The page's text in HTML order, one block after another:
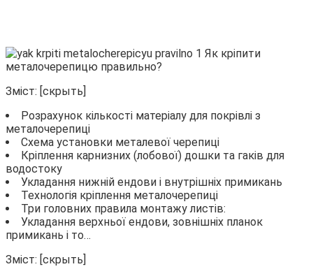
Зміст: [скрыть]
Розрахунок кількості матеріалу для покрівлі з
металочерепиці
Схема установки металевої черепиці
Кріплення карнизних (лобової) дошки та гаків для
водостоку
Укладання нижній ендови і внутрішніх примикань
Технологія кріплення металочерепиці
Три головних правила монтажу листів:
Укладання верхньої ендови, зовнішніх планок
примикань і то…
Зміст: [скрыть]